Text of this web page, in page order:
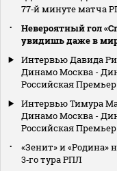
77‑й минуте матча
Невероятный гол
увидишь даже в
Интервью Давида
Динамо Москва -
Российская
Интервью Тимура
Динамо Москва -
Российская
«Зенит» и «Родина»
3‑го тура РПЛ